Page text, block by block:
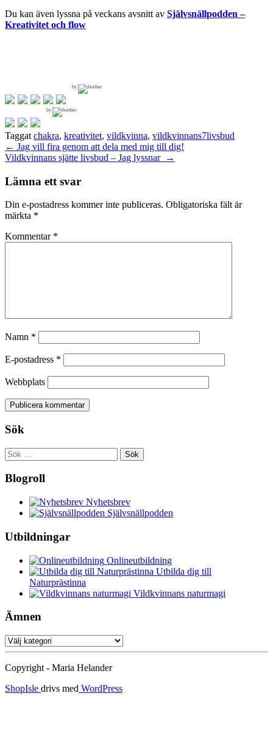
Du kan även lyssna på veckans avsnitt av Självsnällpodden –
Kreativitet och flow
by
by
Taggat chakra, kreativitet, vildkvinna, vildkvinnans7livsbud
Inläggsnavigering
← Jag vill fira genom att dela med mig till dig!
Vildkvinnans sjätte livsbud – Jag lyssnar →
Lämna ett svar
Din e-postadress kommer inte publiceras. Obligatoriska fält är
märkta *
Kommentar *
Namn *
E-postadress *
Webbplats
Sök
Sök
efter:
Blogroll
Nyhetsbrev
Självsnällpodden
Utbildningar
Onlineutbildning
Utbilda dig till
Naturprästinna
Vildkvinnans naturmagi
Ämnen
Ämnen
Copyright - Maria Helander
ShopIsle drivs med WordPress